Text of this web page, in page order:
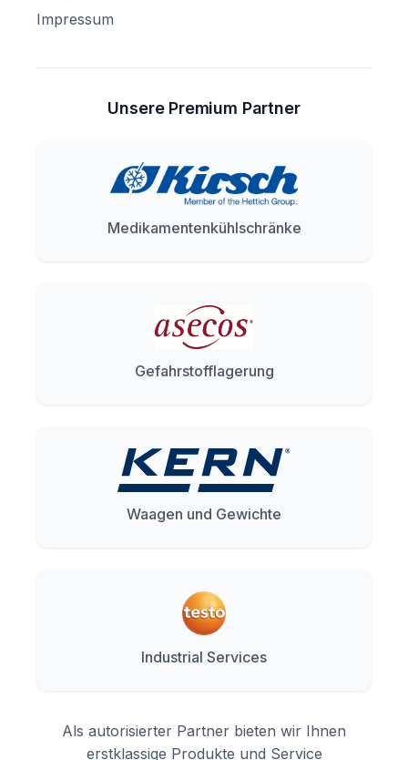
Impressum
Unsere Premium Partner
Medikamentenkühlschränke
Gefahrstofflagerung
Waagen und Gewichte
Industrial Services
Als autorisierter Partner bieten wir Ihnen
erstklassige Produkte und Service